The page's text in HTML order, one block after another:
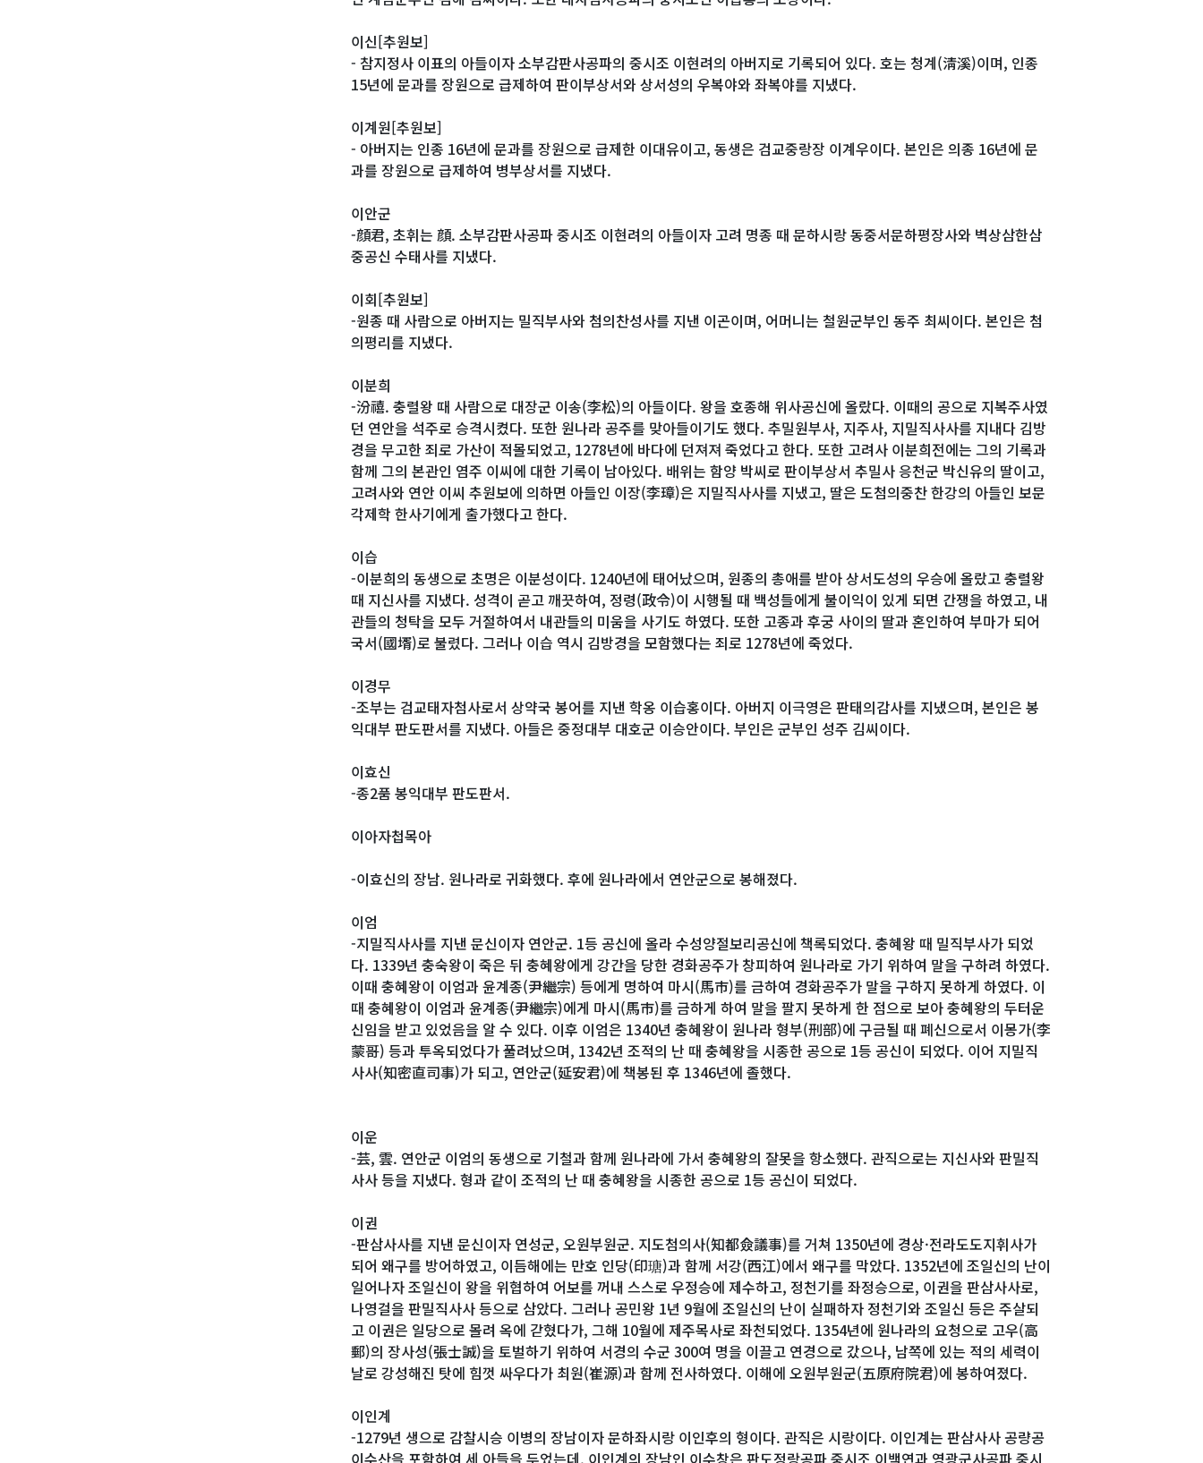
이신[추원보]
- 참지정사 이표의 아들이자 소부감판사공파의 중시조 이현려의 아버지로 기록되어 있다. 호는 청계(淸溪)이며, 인종
15년에 문과를 장원으로 급제하여 판이부상서와 상서성의 우복야와 좌복야를 지냈다.
이계원[추원보]
- 아버지는 인종 16년에 문과를 장원으로 급제한 이대유이고, 동생은 검교중랑장 이계우이다. 본인은 의종 16년에 문
과를 장원으로 급제하여 병부상서를 지냈다.
이안군
-顔君, 초휘는 顔. 소부감판사공파 중시조 이현려의 아들이자 고려 명종 때 문하시랑 동중서문하평장사와 벽상삼한삼
중공신 수태사를 지냈다.
이회[추원보]
-원종 때 사람으로 아버지는 밀직부사와 첨의찬성사를 지낸 이곤이며, 어머니는 철원군부인 동주 최씨이다. 본인은 첨
의평리를 지냈다.
이분희
-汾禧. 충렬왕 때 사람으로 대장군 이송(李松)의 아들이다. 왕을 호종해 위사공신에 올랐다. 이때의 공으로 지복주사였
던 연안을 석주로 승격시켰다. 또한 원나라 공주를 맞아들이기도 했다. 추밀원부사, 지주사, 지밀직사사를 지내다 김방
경을 무고한 죄로 가산이 적몰되었고, 1278년에 바다에 던져져 죽었다고 한다. 또한 고려사 이분희전에는 그의 기록과
함께 그의 본관인 염주 이씨에 대한 기록이 남아있다. 배위는 함양 박씨로 판이부상서 추밀사 응천군 박신유의 딸이고,
고려사와 연안 이씨 추원보에 의하면 아들인 이장(李璋)은 지밀직사사를 지냈고, 딸은 도첨의중찬 한강의 아들인 보문
각제학 한사기에게 출가했다고 한다.
이습
-이분희의 동생으로 초명은 이분성이다. 1240년에 태어났으며, 원종의 총애를 받아 상서도성의 우승에 올랐고 충렬왕
때 지신사를 지냈다. 성격이 곧고 깨끗하여, 정령(政令)이 시행될 때 백성들에게 불이익이 있게 되면 간쟁을 하였고, 내
관들의 청탁을 모두 거절하여서 내관들의 미움을 사기도 하였다. 또한 고종과 후궁 사이의 딸과 혼인하여 부마가 되어
국서(國壻)로 불렸다. 그러나 이습 역시 김방경을 모함했다는 죄로 1278년에 죽었다.
이경무
-조부는 검교태자첨사로서 상약국 봉어를 지낸 학옹 이습홍이다. 아버지 이극영은 판태의감사를 지냈으며, 본인은 봉
익대부 판도판서를 지냈다. 아들은 중정대부 대호군 이승안이다. 부인은 군부인 성주 김씨이다.
이효신
-종2품 봉익대부 판도판서.
이아자첩목아
-이효신의 장남. 원나라로 귀화했다. 후에 원나라에서 연안군으로 봉해졌다.
이엄
-지밀직사사를 지낸 문신이자 연안군. 1등 공신에 올라 수성양절보리공신에 책록되었다. 충혜왕 때 밀직부사가 되었
다. 1339년 충숙왕이 죽은 뒤 충혜왕에게 강간을 당한 경화공주가 창피하여 원나라로 가기 위하여 말을 구하려 하였다.
이때 충혜왕이 이엄과 윤계종(尹繼宗) 등에게 명하여 마시(馬市)를 금하여 경화공주가 말을 구하지 못하게 하였다. 이
때 충혜왕이 이엄과 윤계종(尹繼宗)에게 마시(馬市)를 금하게 하여 말을 팔지 못하게 한 점으로 보아 충혜왕의 두터운
신임을 받고 있었음을 알 수 있다. 이후 이엄은 1340년 충혜왕이 원나라 형부(刑部)에 구금될 때 폐신으로서 이몽가(李
蒙哥) 등과 투옥되었다가 풀려났으며, 1342년 조적의 난 때 충혜왕을 시종한 공으로 1등 공신이 되었다. 이어 지밀직
사사(知密直司事)가 되고, 연안군(延安君)에 책봉된 후 1346년에 졸했다.
이운
-芸, 雲. 연안군 이엄의 동생으로 기철과 함께 원나라에 가서 충혜왕의 잘못을 항소했다. 관직으로는 지신사와 판밀직
사사 등을 지냈다. 형과 같이 조적의 난 때 충혜왕을 시종한 공으로 1등 공신이 되었다.
이권
-판삼사사를 지낸 문신이자 연성군, 오원부원군. 지도첨의사(知都僉議事)를 거쳐 1350년에 경상·전라도도지휘사가
되어 왜구를 방어하였고, 이듬해에는 만호 인당(印瑭)과 함께 서강(西江)에서 왜구를 막았다. 1352년에 조일신의 난이
일어나자 조일신이 왕을 위협하여 어보를 꺼내 스스로 우정승에 제수하고, 정천기를 좌정승으로, 이권을 판삼사사로,
나영걸을 판밀직사사 등으로 삼았다. 그러나 공민왕 1년 9월에 조일신의 난이 실패하자 정천기와 조일신 등은 주살되
고 이권은 일당으로 몰려 옥에 갇혔다가, 그해 10월에 제주목사로 좌천되었다. 1354년에 원나라의 요청으로 고우(高
郵)의 장사성(張士誠)을 토벌하기 위하여 서경의 수군 300여 명을 이끌고 연경으로 갔으나, 남쪽에 있는 적의 세력이
날로 강성해진 탓에 힘껏 싸우다가 최원(崔源)과 함께 전사하였다. 이해에 오원부원군(五原府院君)에 봉하여졌다.
이인계
-1279년 생으로 감찰시승 이병의 장남이자 문하좌시랑 이인후의 형이다. 관직은 시랑이다. 이인계는 판삼사사 공량공
이수산을 포함하여 세 아들을 두었는데, 이인계의 장남인 이수창은 판도정랑공파 중시조 이백연과 영광군사공파 중시